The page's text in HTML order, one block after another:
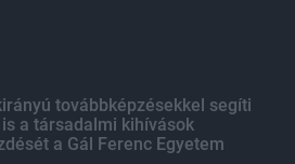
továbbképzésekkel segíti
a társadalmi kihívások
a Gál Ferenc Egyetem